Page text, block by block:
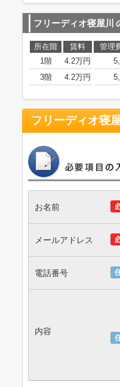
フリーディオ寝屋川
所在階 賃料 管理
1階
4.2万円
3階
4.2万円
フリーディオ寝屋
お名前
メールアドレス
電話番号
内容